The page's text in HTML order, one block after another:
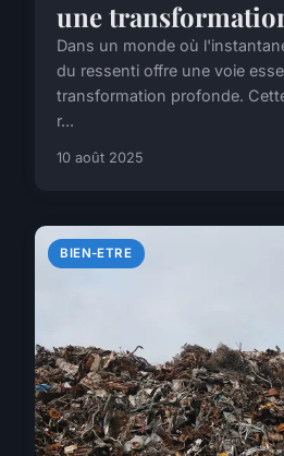
une
Dans un monde où
du ressenti offre une voie
transformation profonde.
r...
10 août 2025
BIEN-ETRE